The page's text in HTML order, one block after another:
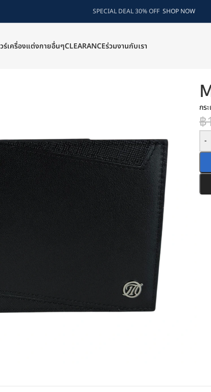
SPECIAL DEAL 30% OFF SHOP NOW
ร์เครื่องแต่งกายอื่นๆCLEARANCEร่วมงานกับเรา
กร
฿
-